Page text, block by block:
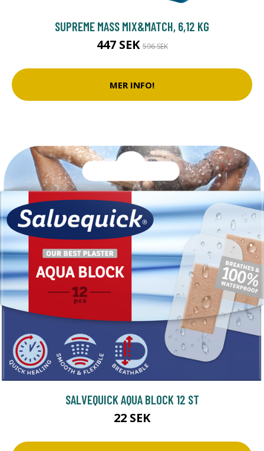
SUPREME MASS MIX&MATCH, 6,12 KG
447 SEK596 SEK
MER INFO!
SALVEQUICK AQUA BLOCK 12 ST
22 SEK